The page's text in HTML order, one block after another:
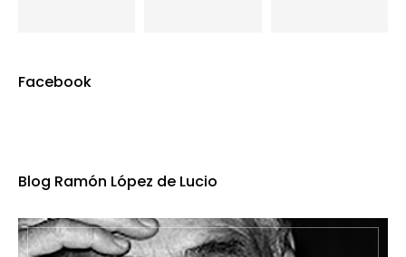
Facebook
Blog Ramón López de Lucio